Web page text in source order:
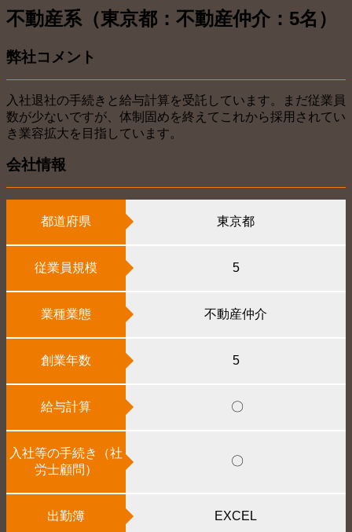
不動産系（東京都：不動産仲介：5名）
弊社コメント
入社退社の手続きと給与計算を受託しています。まだ従業員
数が少ないですが、体制固めを終えてこれから採用されてい
き業容拡大を目指しています。
会社情報
都道府県 東京都
従業員規模 5
業種業態 不動産仲介
創業年数 5
給与計算 〇
入社等の手続き（社
労士顧問）
〇
出勤簿 EXCEL